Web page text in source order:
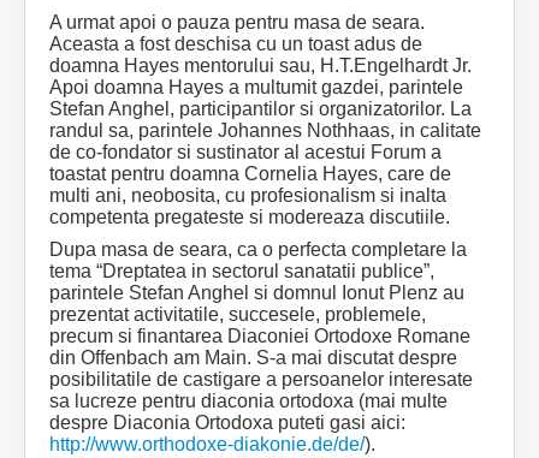
A urmat apoi o pauza pentru masa de seara.
Aceasta a fost deschisa cu un toast adus de
doamna Hayes mentorului sau, H.T.Engelhardt Jr.
Apoi doamna Hayes a multumit gazdei, parintele
Stefan Anghel, participantilor si organizatorilor. La
randul sa, parintele Johannes Nothhaas, in calitate
de co-fondator si sustinator al acestui Forum a
toastat pentru doamna Cornelia Hayes, care de
multi ani, neobosita, cu profesionalism si inalta
competenta pregateste si modereaza discutiile.
Dupa masa de seara, ca o perfecta completare la
tema “Dreptatea in sectorul sanatatii publice”,
parintele Stefan Anghel si domnul Ionut Plenz au
prezentat activitatile, succesele, problemele,
precum si finantarea Diaconiei Ortodoxe Romane
din Offenbach am Main. S-a mai discutat despre
posibilitatile de castigare a persoanelor interesate
sa lucreze pentru diaconia ortodoxa (mai multe
despre Diaconia Ortodoxa puteti gasi aici:
http://www.orthodoxe-diakonie.de/de/).